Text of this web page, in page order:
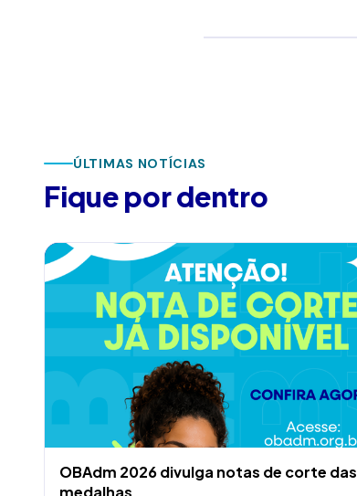
ÚLTIMAS NOTÍCIAS
Fique por dentro
OBAdm 2026 divulga notas de corte das
medalhas